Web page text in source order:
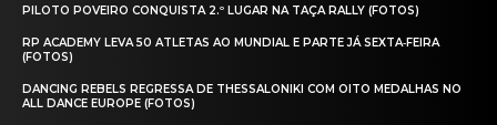
PILOTO POVEIRO CONQUISTA 2.º LUGAR NA TAÇA RALLY (FOTOS)
RP ACADEMY LEVA 50 ATLETAS AO MUNDIAL E PARTE JÁ SEXTA‑FEIRA
(FOTOS)
DANCING REBELS REGRESSA DE THESSALONIKI COM OITO MEDALHAS NO
ALL DANCE EUROPE (FOTOS)